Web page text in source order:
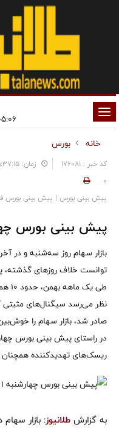
تغییر
وضعیت
ناوبری
۱۳:۰۵:۰۶ ۱۴۰۵/۰۵/۱۵
خانه
بورس
کد خبر : 176081 زمان: ۱۹:۳۷:۱۵ - تاریخ: ۱۴۰۳/۱۱/۳۰
0
پیش بینی بورس | پیش بینی بورس
پیش بینی بورس چهارشنبه 1
بازار سهام روز سه‌شنبه و در
توانست خلاف روزهای
طی
نظر می‌رسد سیگنال‌های
صادر شد، بازار سهام را
در راستای پیش بینی بورس
ریسک‌های تهدیدکننده
به گزارش طلانیوز: بازار